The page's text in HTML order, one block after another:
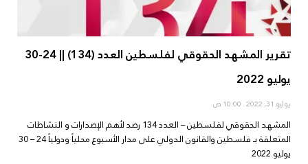
تقرير المشهد الحقوقي لفلسطين العدد (134) || 24-30
يوليو 2022
يوليو 31, 2022
المشهد الحقوقي لفلسطين – العدد 134 رصد لأهم الإصدارات و النشاطات
المتعلقة بـ فلسطين والقانون الدولي على مدار الأسبوع محلياً ودولياً 24 – 30
يوليو 2022